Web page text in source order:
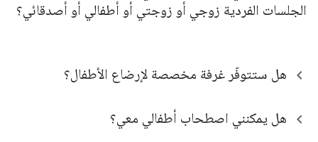
الجلسات الفردية زوجي أو زوجتي أو أطفالي أو أصدقائي؟
هل ستتوفّر غرفة مخصصة لإرضاع الأطفال؟
هل يمكنني اصطحاب أطفالي معي؟